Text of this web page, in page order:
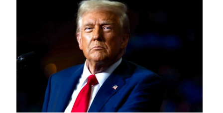
всій
Європі